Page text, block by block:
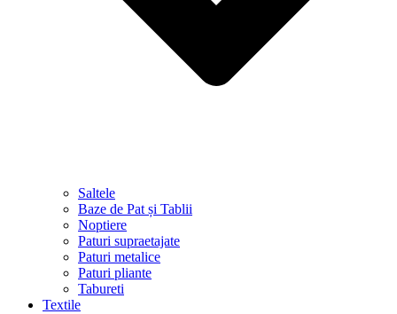
Saltele
Baze de Pat și Tablii
Noptiere
Paturi supraetajate
Paturi metalice
Paturi pliante
Tabureti
Textile